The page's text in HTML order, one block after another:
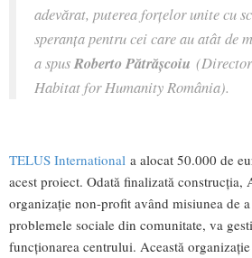
adevărat, puterea forţelor unite cu
speranța pentru cei care au atât de
a spusRoberto Pătrăşcoiu
Habitat for Humanity România).
TELUS International a alocat 50.000 de
acest proiect. Odată finalizată construcția,
organizație non-profit având misiunea de
problemele sociale din comunitate, va
funcționarea centrului. Această